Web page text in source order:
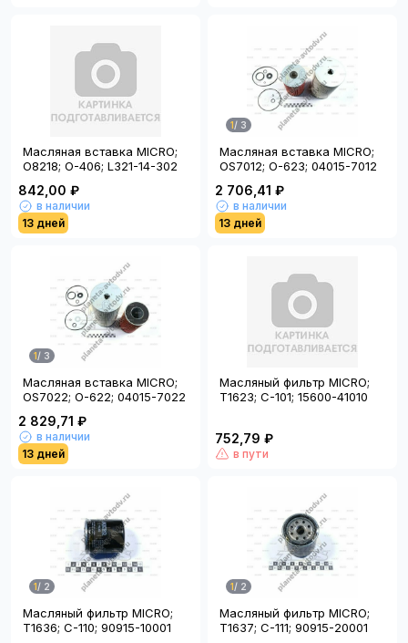
Масляная вставка MICRO;
O8218; O-406; L321-14-302
842,00 ₽
в наличии
13 дней
1/ 3
Масляная вставка MICRO;
OS7012; O-623; 04015-7012
2 706,41 ₽
в наличии
13 дней
1/ 3
Масляная вставка MICRO;
OS7022; O-622; 04015-7022
2 829,71 ₽
в наличии
13 дней
Масляный фильтр MICRO;
T1623; C-101; 15600-41010
752,79 ₽
в пути
1/ 2
Масляный фильтр MICRO;
T1636; C-110; 90915-10001
1/ 2
Масляный фильтр MICRO;
T1637; C-111; 90915-20001